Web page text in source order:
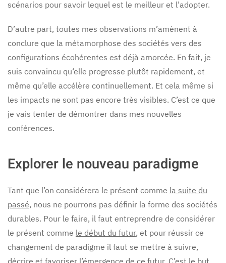
scénarios pour savoir lequel est le meilleur et l’adopter.
D’autre part, toutes mes observations m’amènent à
conclure que la métamorphose des sociétés vers des
configurations écohérentes est déjà amorcée. En fait, je
suis convaincu qu‘elle progresse plutôt rapidement, et
même qu’elle accélère continuellement. Et cela même si
les impacts ne sont pas encore très visibles. C’est ce que
je vais tenter de démontrer dans mes nouvelles
conférences.
Explorer le nouveau paradigme
Tant que l’on considérera le présent comme la suite du
passé, nous ne pourrons pas définir la forme des sociétés
durables. Pour le faire, il faut entreprendre de considérer
le présent comme le début du futur, et pour réussir ce
changement de paradigme il faut se mettre à suivre,
décrire et favoriser l’émergence de ce futur. C’est le but